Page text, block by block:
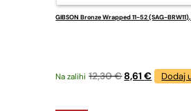
GIBSON Bronze Wrapped 11-52 (SAG-
Na zalihi 12,30€Izvorna
8,61€
cijena
Dodaj